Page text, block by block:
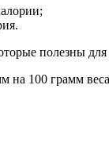
полезны
на 100 грамм